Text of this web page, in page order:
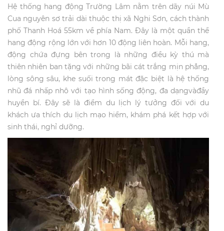
Hệ thống hang động Trường Lâm nằm trên dãy núi Mù
Cua nguyên sơ trải dài thuộc thị xã Nghi Sơn, cách thành
phố Thanh Hoá 55km về phía Nam. Đây là một quần thể
hang động rộng lớn với hơn 10 động liên hoàn. Mỗi hang,
động chứa đựng bên trong là những điều kỳ thú mà
thiên nhiên ban tặng với những bãi cát trắng mịn phẳng,
lòng sông sâu, khe suối trong mát đặc biệt là hệ thống
nhũ đá nhấp nhô với tạo hình sống động, đa dạngvàđầy
huyền bí. Đây sẽ là điểm du lịch lý tưởng đối với du
khách ưa thích du lịch mạo hiểm, khám phá kết hợp với
sinh thái, nghỉ dưỡng.